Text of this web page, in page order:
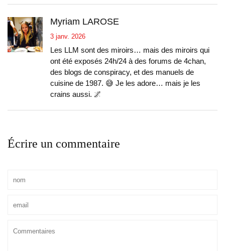
Myriam LAROSE
3 janv. 2026
Les LLM sont des miroirs… mais des miroirs qui
ont été exposés 24h/24 à des forums de 4chan,
des blogs de conspiracy, et des manuels de
cuisine de 1987. 😅 Je les adore… mais je les
crains aussi. 🌌
Écrire un commentaire